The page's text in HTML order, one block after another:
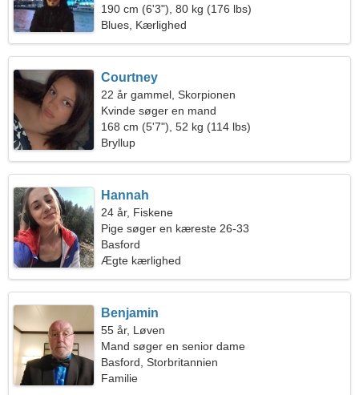
190 cm (6'3"), 80 kg (176 lbs)
Blues, Kærlighed
Courtney
22 år gammel, Skorpionen
Kvinde søger en mand
168 cm (5'7"), 52 kg (114 lbs)
Bryllup
Hannah
24 år, Fiskene
Pige søger en kæreste 26-33
Basford
Ægte kærlighed
Benjamin
55 år, Løven
Mand søger en senior dame
Basford, Storbritannien
Familie